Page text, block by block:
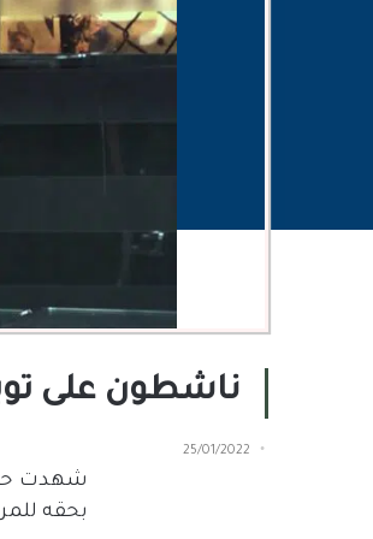
ناشطون على
25/01/2022
شهدت
بحقه للمرة